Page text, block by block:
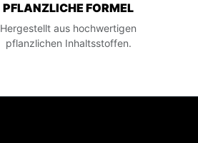
PFLANZLICHE FORMEL
Hergestellt aus hochwertigen
pflanzlichen Inhaltsstoffen.